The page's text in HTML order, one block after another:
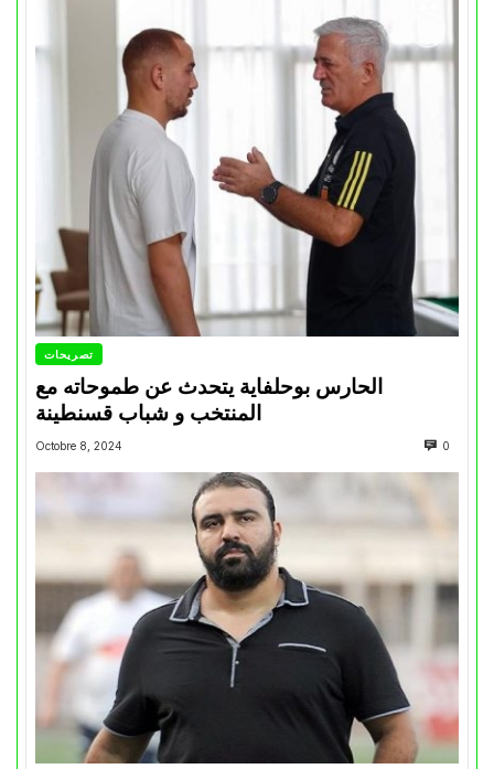
تصريحات
الحارس بوحلفاية يتحدث عن طموحاته مع
المنتخب و شباب قسنطينة
Octobre 8, 2024 0